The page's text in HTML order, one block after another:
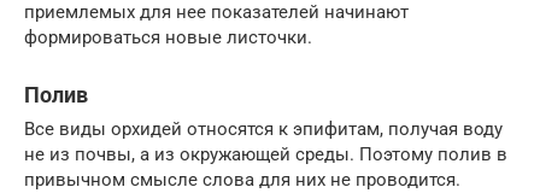
приемлемых для нее показателей начинают
формироваться новые листочки.
Полив
Все виды орхидей относятся к эпифитам, получая воду
не из почвы, а из окружающей среды. Поэтому полив в
привычном смысле слова для них не проводится.